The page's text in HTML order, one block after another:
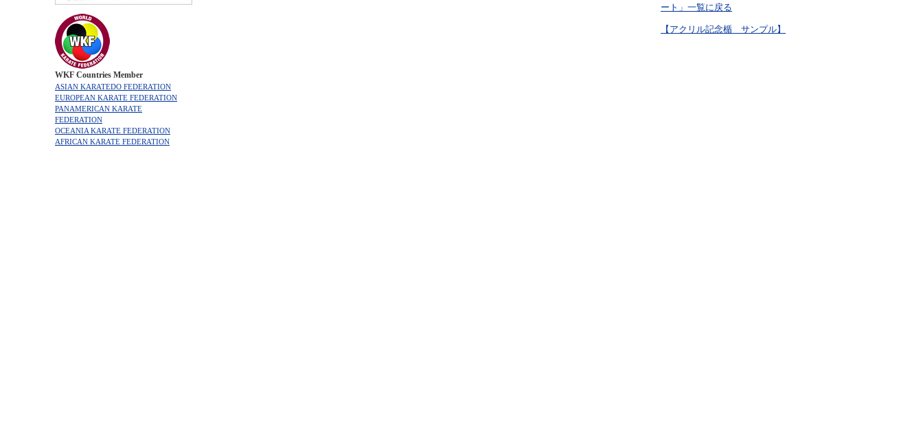
WKF Countries Member
ASIAN KARATEDO FEDERATION
EUROPEAN KARATE FEDERATION
PANAMERICAN KARATE
FEDERATION
OCEANIA KARATE FEDERATION
AFRICAN KARATE FEDERATION
ート」一覧に戻る
【アクリル記念楯 サンプル】